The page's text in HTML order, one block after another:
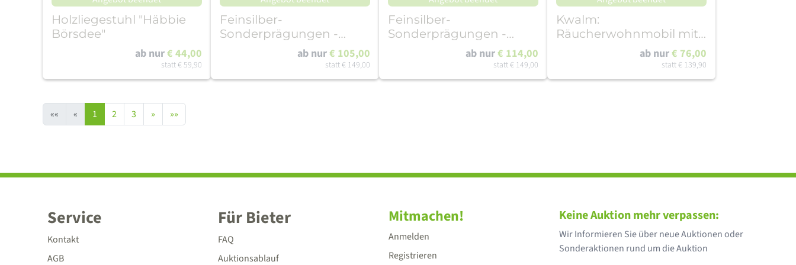
Holzliegestuhl "Häbbie
Börsdee"
ab nur€ 44,00
statt€ 59,90
Feinsilber-
Sonderprägungen -
Straßenbahnen Set 2
ab nur€ 105,00
statt€ 149,00
Feinsilber-
Sonderprägungen -
Straßenbahnen Set 4
ab nur€ 114,00
statt€ 149,00
Kwalm:
Räucherwohnmobil mit
Beleuchtung und
ab nur€ 76,00
statt€ 139,90
«« « 1 2 3 » »»
Service
Kontakt
AGB
Für Bieter
FAQ
Auktionsablauf
Mitmachen!
Anmelden
Registrieren
Keine Auktion mehr verpassen:
Wir Informieren Sie über neue Auktionen oder
Sonderaktionen rund um die Auktion